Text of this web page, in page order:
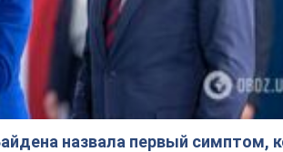
назвала первый симптом,